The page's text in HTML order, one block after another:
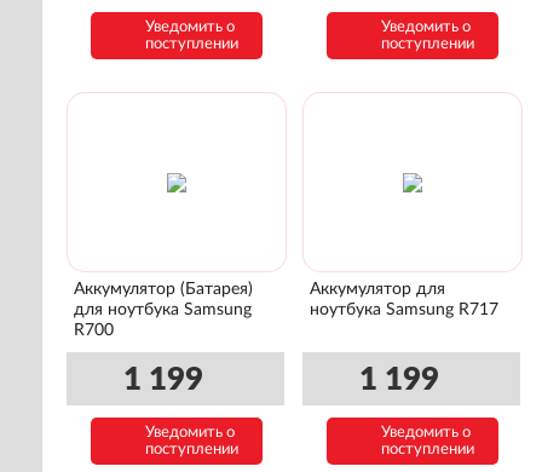
Уведомить о
поступлении
Уведомить о
поступлении
Аккумулятор (Батарея)
для ноутбука Samsung
R700
1 199
Уведомить о
поступлении
Аккумулятор для
ноутбука Samsung R717
1 199
Уведомить о
поступлении